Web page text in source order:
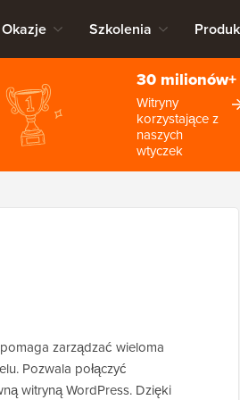
Okazje Szkolenia
30 milionów+
Witryny
korzystające z
naszych
wtyczek
zarządzać wieloma
Pozwala połączyć
witryną WordPress. Dzięki